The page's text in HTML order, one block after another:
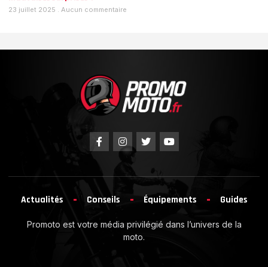
23 juillet 2025 Aucun commentaire
Actualités Conseils Équipements Guides
Promoto est votre média privilégié dans l’univers de la
moto.